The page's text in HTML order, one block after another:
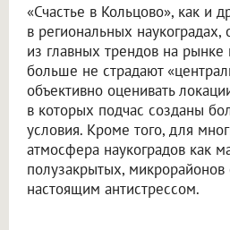
«Счастье в Кольцово», как и
в региональных наукоградах,
из главных трендов на
больше не страдают
объективно оценивать
в которых подчас созданы
условия. Кроме того, для
атмосфера наукоградов как
полузакрытых, микрорайонов
настоящим антистрессом.